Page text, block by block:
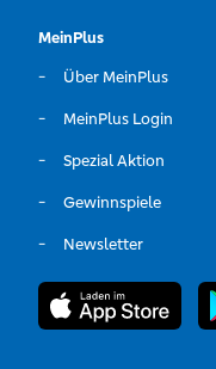
MeinPlus
Über MeinPlus
MeinPlus Login
Spezial Aktion
Gewinnspiele
Newsletter